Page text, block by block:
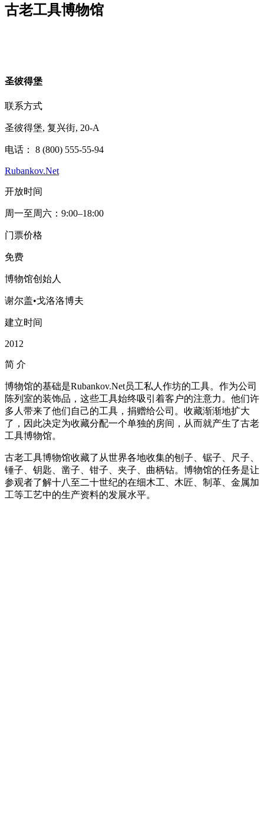
古老工具博物馆
圣彼得堡
联系方式
圣彼得堡, 复兴街, 20-А
电话： 8 (800) 555-55-94
Rubankov.Net
开放时间
周一至周六：9:00–18:00
门票价格
免费
博物馆创始人
谢尔盖•戈洛洛博夫
建立时间
2012
简 介
博物馆的基础是Rubankov.Net员工私人作坊的工具。作为公司
陈列室的装饰品，这些工具始终吸引着客户的注意力。他们许
多人带来了他们自己的工具，捐赠给公司。收藏渐渐地扩大
了，因此决定为收藏分配一个单独的房间，从而就产生了古老
工具博物馆。
古老工具博物馆收藏了从世界各地收集的刨子、锯子、尺子、
锤子、钥匙、凿子、钳子、夹子、曲柄钻。博物馆的任务是让
参观者了解十八至二十世纪的在细木工、木匠、制革、金属加
工等工艺中的生产资料的发展水平。